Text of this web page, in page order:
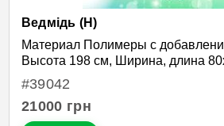
Ведмідь (Н)
Материал Полимеры с
Высота 198 см, Ширина, длина
#39042
21000 грн